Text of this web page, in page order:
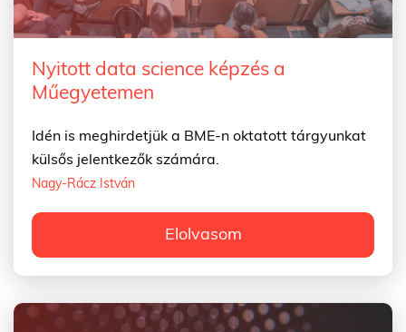
Nyitott data science képzés a
Műegyetemen
Idén is meghirdetjük a BME-n oktatott tárgyunkat
külsős jelentkezők számára.
Nagy-Rácz István
Elolvasom